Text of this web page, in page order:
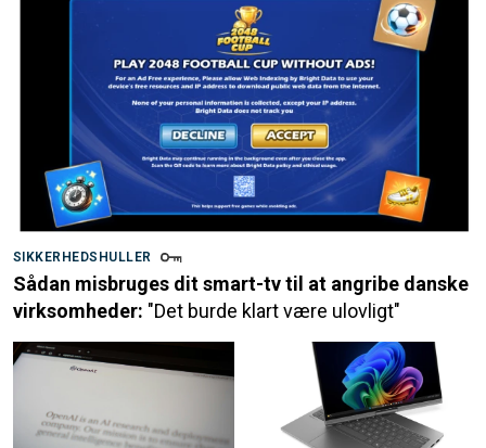
SIKKERHEDSHULLER
Sådan misbruges dit smart-tv til at angribe danske
virksomheder: "Det burde klart være ulovligt"